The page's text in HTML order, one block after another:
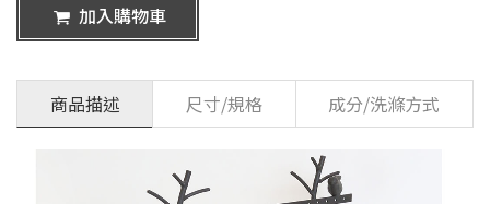
加入購物車
商品描述 尺寸/規格 成分/洗滌方式